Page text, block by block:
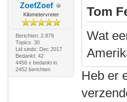
ZoefZoef
Kilometervreter
Berichten: 2.879
Topics: 30
Lid sinds: Dec 2017
Bedankt: 42
4456 x bedankt in
2452 berichten
Tom
Wat
Heb er